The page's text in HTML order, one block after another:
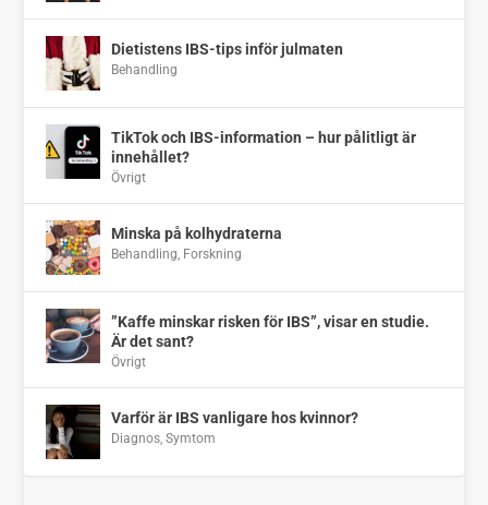
Dietistens IBS-tips inför julmaten
Behandling
TikTok och IBS-information – hur pålitligt är
innehållet?
Övrigt
Minska på kolhydraterna
Behandling Forskning
”Kaffe minskar risken för IBS”, visar en studie.
Är det sant?
Övrigt
Varför är IBS vanligare hos kvinnor?
Diagnos ,Symtom